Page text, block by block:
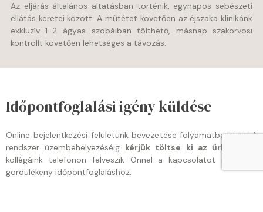
Az eljárás általános altatásban történik, egynapos sebészeti
ellátás keretei között. A műtétet követően az éjszaka klinikánk
exkluzív 1-2 ágyas szobáiban tölthető, másnap szakorvosi
kontrollt követően lehetséges a távozás.
Időpontfoglalási igény küldése
Online bejelentkezési felületünk bevezetése folyamatban van. A
rendszer üzembehelyezéséig kérjük töltse ki az űrlapot
kollégáink telefonon felveszik Önnel a kapcsolatot gyors és
gördülékeny időpontfoglaláshoz.